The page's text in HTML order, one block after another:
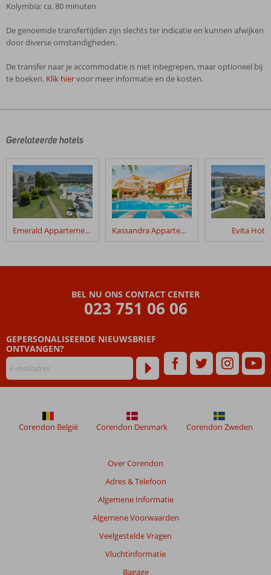
Kolymbia: ca. 80 minuten
De genoemde transfertijden zijn slechts ter indicatie en kunnen afwijken
door diverse omstandigheden.
De transfer naar je accommodatie is niet inbegrepen, maar optioneel bij
te boeken. Klik hiervoor meer informatie en de kosten.
door
klanten
geschreven
na
hun
Poseidonia
48
maanden
meer
om
de
Gerelateerde hotels
Emerald Appartementen Kassandra Appartementen Evita Hotel
BEL NU ONS CONTACT CENTER
023 751 06 06
GEPERSONALISEERDE NIEUWSBRIEF
ONTVANGEN?
Over Corendon
Adres & Telefoon
Algemene Informatie
Algemene Voorwaarden
Veelgestelde Vragen
Vluchtinformatie
Bagage
Corendon België Corendon Denmark Corendon Zweden